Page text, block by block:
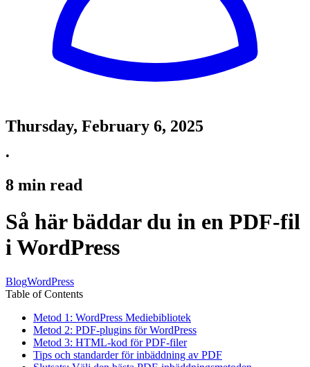
Thursday, February 6, 2025
•
8 min read
Så här bäddar du in en PDF-fil
i WordPress
BlogWordPress
Table of Contents
Metod 1: WordPress Mediebibliotek
Metod 2: PDF-plugins för WordPress
Metod 3: HTML-kod för PDF-filer
Tips och standarder för inbäddning av PDF